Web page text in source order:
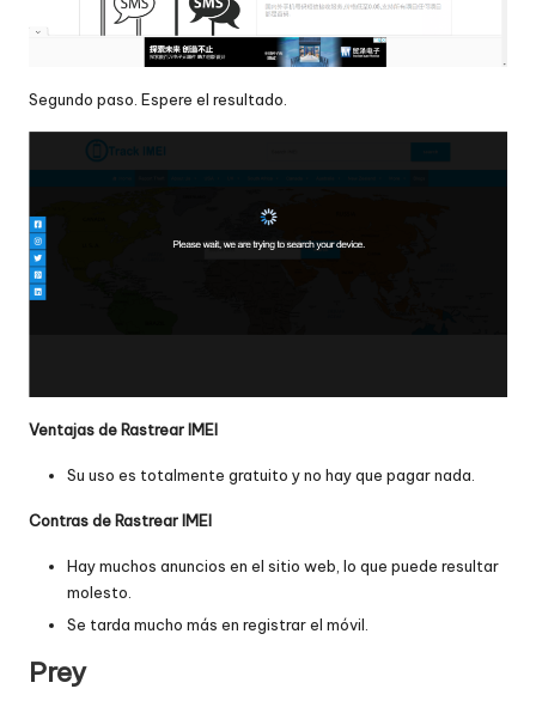
Segundo paso. Espere el resultado.
Ventajas de Rastrear IMEI
Su uso es totalmente gratuito y no hay que pagar nada.
Contras de Rastrear IMEI
Hay muchos anuncios en el sitio web, lo que puede resultar
molesto.
Se tarda mucho más en registrar el móvil.
Prey